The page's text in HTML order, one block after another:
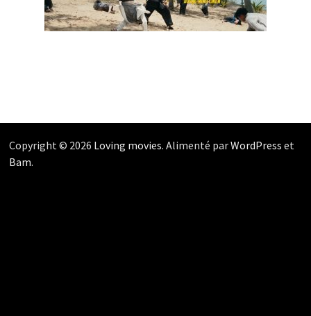
Copyright © 2026 Loving movies. Alimenté parWordPress et
Bam.